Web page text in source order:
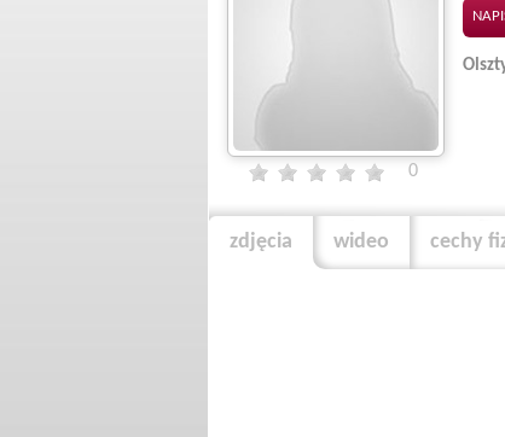
0
zdjęcia wideo cechy